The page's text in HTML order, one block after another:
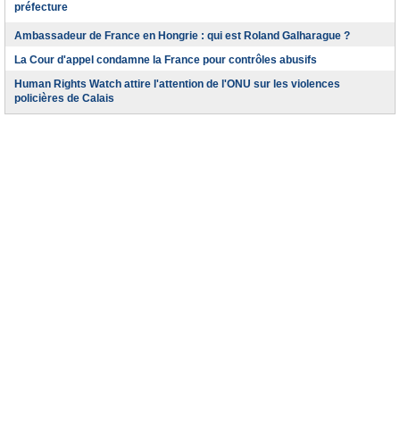
préfecture
Ambassadeur de France en Hongrie : qui est Roland Galharague ?
La Cour d'appel condamne la France pour contrôles abusifs
Human Rights Watch attire l'attention de l'ONU sur les violences
policières de Calais